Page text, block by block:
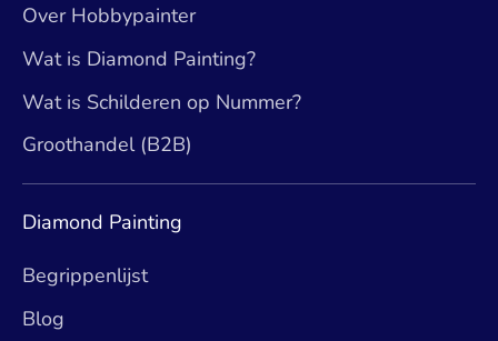
Over Hobbypainter
Wat is Diamond Painting?
Wat is Schilderen op Nummer?
Groothandel (B2B)
Diamond Painting
Begrippenlijst
Blog